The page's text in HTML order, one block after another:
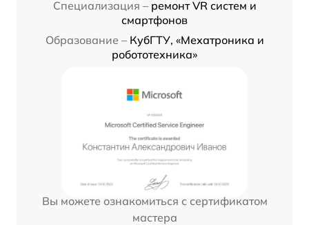
Специализация – ремонт VR систем и
смартфонов
Образование – КубГТУ, «Мехатроника и
робототехника»
Вы можете ознакомиться с сертификатом
мастера